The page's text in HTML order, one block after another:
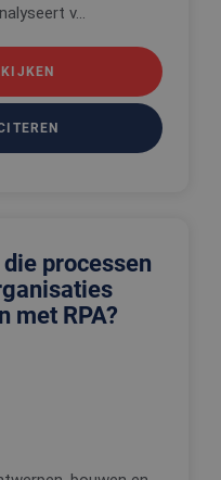
v...
processen
met RPA?